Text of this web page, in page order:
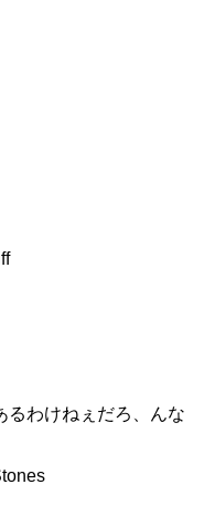
るわけねぇだろ、んな